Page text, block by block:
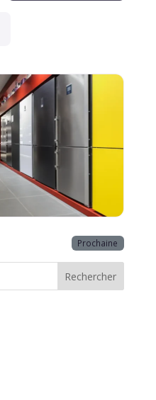
Prochaine
Rechercher